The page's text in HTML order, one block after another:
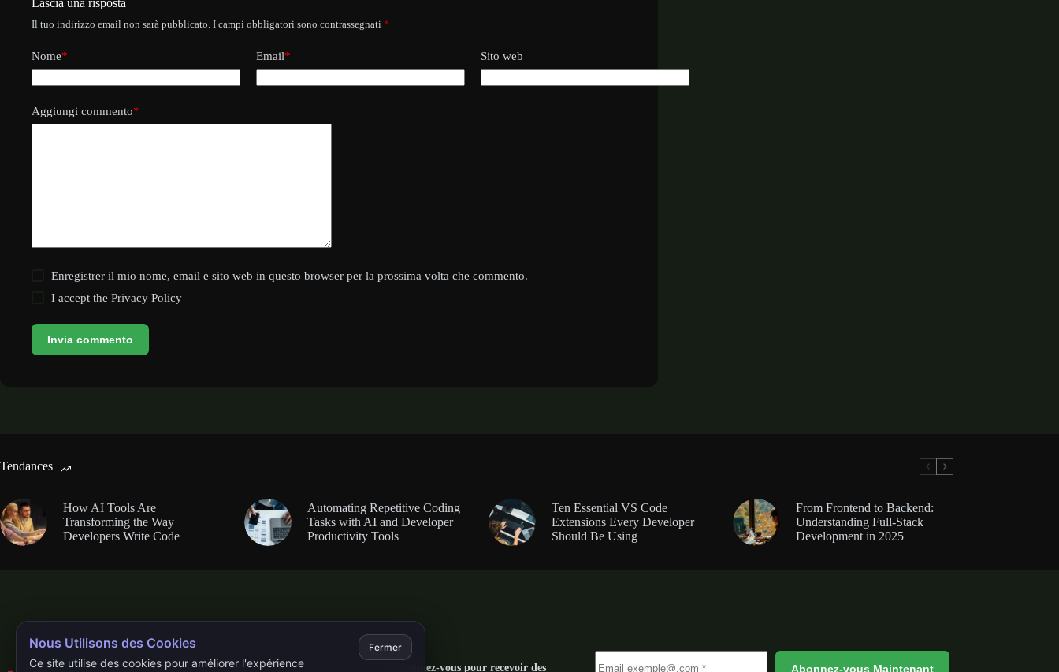
Lascia una risposta
Il tuo indirizzo email non sarà pubblicato. I campi obbligatori sono contrassegnati *
Nome* Email* Sito web
Aggiungi commento*
Enregistrer il mio nome, email e sito web in questo browser per la prossima volta che commento.
I accept thePrivacy Policy
Invia commento
Tendances
How AI Tools Are
Transforming the Way
Developers Write Code
Automating Repetitive Coding
Tasks with AI and Developer
Productivity Tools
Ten Essential VS Code
Extensions Every Developer
Should Be Using
From Frontend to Backend:
Understanding Full-Stack
Development in 2025
Abonnez-vous pour recevoir des Abonnez-vous Maintenant
Nous Utilisons des Cookies
Ce site utilise des cookies pour améliorer l'expérience
Fermer